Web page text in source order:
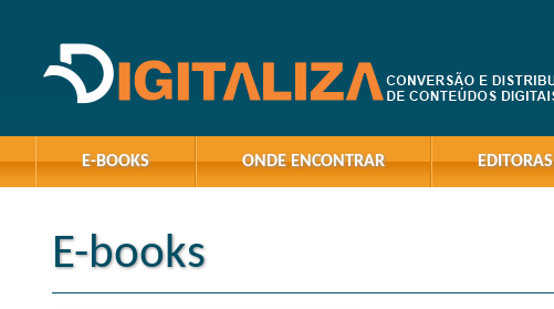
E-BOOKS ONDE ENCONTRAR EDITORAS
E-books